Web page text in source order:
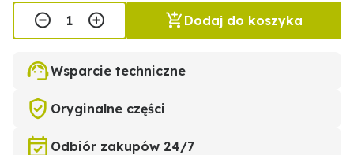
Dodaj do koszyka
Wsparcie techniczne
Oryginalne części
Odbiór zakupów 24/7